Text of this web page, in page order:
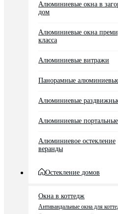
Алюминиевые окна в
дом
Алюминиевые окна
класса
Алюминиевые витражи
Панорамные
Алюминиевые
Алюминиевые
Алюминиевое остекление
веранды
Остекление домов
Окна в коттедж
Антивандальные окна для